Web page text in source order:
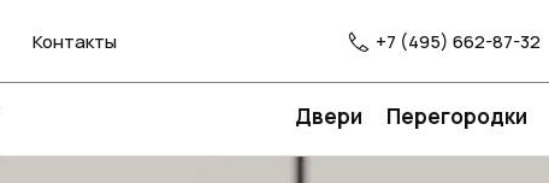
Контакты +7 (495) 662-87-32
Двери Перегородки